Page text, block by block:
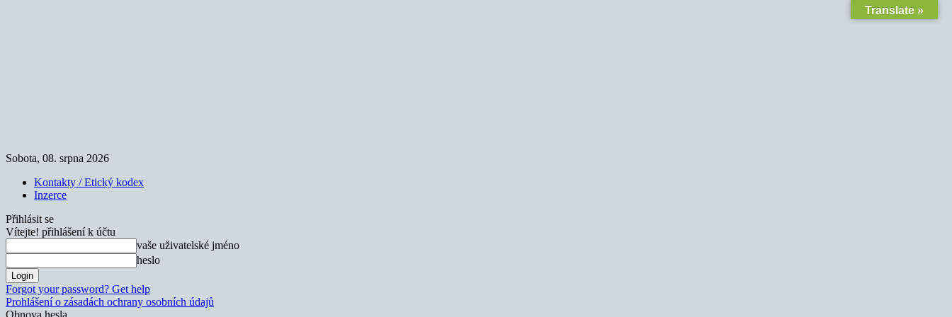
Sobota, 08. srpna 2026
Kontakty / Etický kodex
Inzerce
Přihlásit se
Vítejte! přihlášení k účtu
vaše uživatelské jméno
heslo
Forgot your password? Get help
Prohlášení o zásadách ochrany osobních údajů
Obnova hesla
Translate »